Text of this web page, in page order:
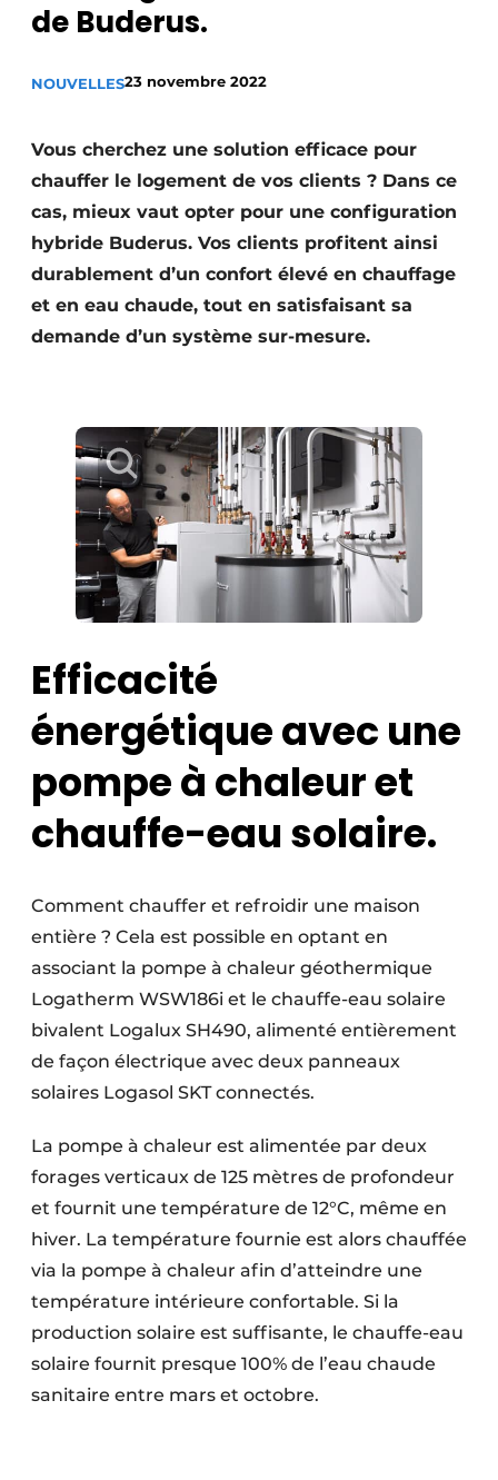
S’inscrire à l’événement
Video’s
de Buderus.
NOUVELLES23 novembre 2022
Vous cherchez une solution efficace pour
chauffer le logement de vos clients ? Dans ce
cas, mieux vaut opter pour une configuration
hybride Buderus. Vos clients profitent ainsi
durablement d’un confort élevé en chauffage
et en eau chaude, tout en satisfaisant sa
demande d’un système sur-mesure.
Efficacité
énergétique avec une
pompe à chaleur et
chauffe-eau solaire.
Comment chauffer et refroidir une maison
entière ? Cela est possible en optant en
associant la pompe à chaleur géothermique
Logatherm WSW186i et le chauffe-eau solaire
bivalent Logalux SH490, alimenté entièrement
de façon électrique avec deux panneaux
solaires Logasol SKT connectés.
La pompe à chaleur est alimentée par deux
forages verticaux de 125 mètres de profondeur
et fournit une température de 12°C, même en
hiver. La température fournie est alors chauffée
via la pompe à chaleur afin d’atteindre une
température intérieure confortable. Si la
production solaire est suffisante, le chauffe-eau
solaire fournit presque 100% de l’eau chaude
sanitaire entre mars et octobre.